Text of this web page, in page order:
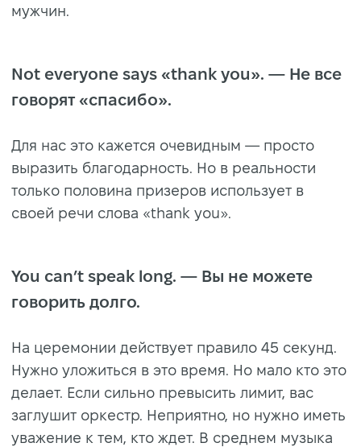
мужчин.
Not everyone says «thank you». — Не все
говорят «спасибо».
Для нас это кажется очевидным — просто
выразить благодарность. Но в реальности
только половина призеров использует в
своей речи слова «thank you».
You can’t speak long. — Вы не можете
говорить долго.
На церемонии действует правило 45 секунд.
Нужно уложиться в это время. Но мало кто это
делает. Если сильно превысить лимит, вас
заглушит оркестр. Неприятно, но нужно иметь
уважение к тем, кто ждет. В среднем музыка